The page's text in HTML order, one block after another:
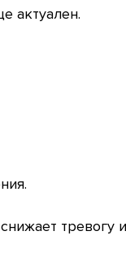
актуален.
тревогу